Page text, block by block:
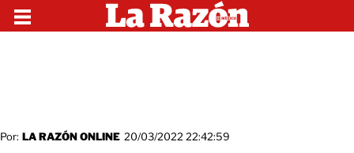
Por: LA RAZÓN ONLINE 20/03/2022 22:42:59